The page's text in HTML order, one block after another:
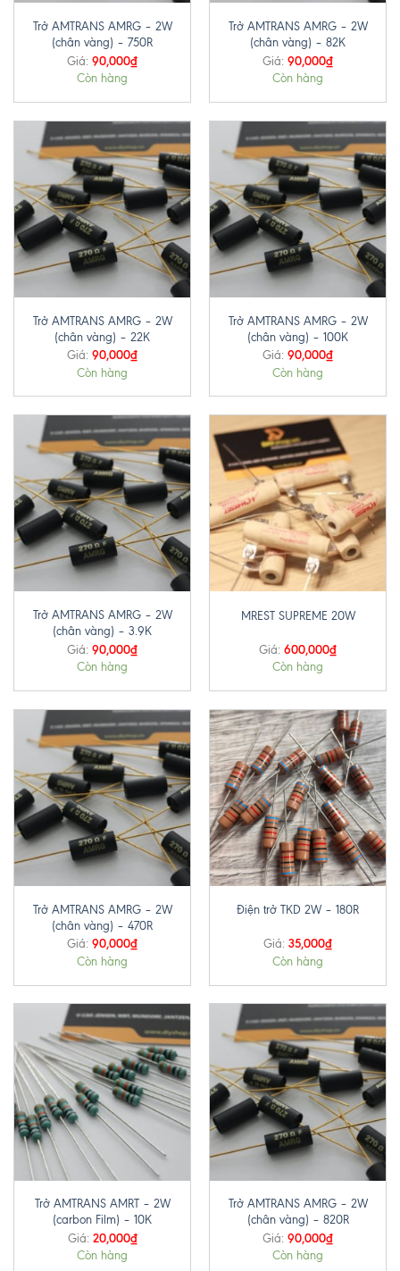
Trở AMTRANS AMRG – 2W
(chân vàng) – 750R
Giá: 90,000₫
Còn hàng
Trở AMTRANS AMRG – 2W
(chân vàng) – 82K
Giá: 90,000₫
Còn hàng
Trở AMTRANS AMRG – 2W
(chân vàng) – 22K
Giá: 90,000₫
Còn hàng
Trở AMTRANS AMRG – 2W
(chân vàng) – 100K
Giá: 90,000₫
Còn hàng
Trở AMTRANS AMRG – 2W
(chân vàng) – 3.9K
Giá: 90,000₫
Còn hàng
MREST SUPREME 20W
Giá: 600,000₫
Còn hàng
Trở AMTRANS AMRG – 2W
(chân vàng) – 470R
Giá: 90,000₫
Còn hàng
Điện trở TKD 2W – 180R
Giá: 35,000₫
Còn hàng
Trở AMTRANS AMRT – 2W
(carbon Film) – 10K
Giá: 20,000₫
Còn hàng
Trở AMTRANS AMRG – 2W
(chân vàng) – 820R
Giá: 90,000₫
Còn hàng